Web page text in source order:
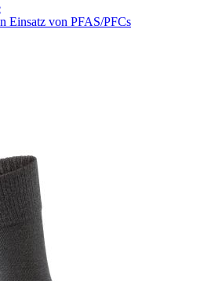
Einsatz von PFAS/PFCs